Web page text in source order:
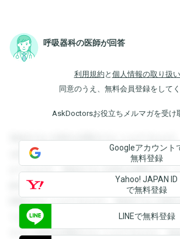
呼吸器科の医師が回答
利用規約 と 個人情報の取り扱い
同意のうえ、無料会員登録をして
AskDoctorsお役立ちメルマガを受け
登録すると回答を閲覧することができます
を閲覧することができます。登録すると回
ができます。登録すると回答を閲覧するこ
録すると回答を閲覧することができます。
閲覧することができます。登録すると回答
できます。登録すると回答を閲覧すること
すると回答を閲覧することができます。登
Googleアカウント
無料登録
Yahoo! JAPAN ID
で無料登録
LINEで無料登録